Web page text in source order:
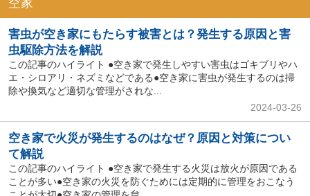
害虫が空き家にもたらす被害とは？発生する原因と害
虫駆除方法を解説
この記事のハイライト ●空き家で発生しやすい害虫はゴキブリやハ
エ・シロアリ・ネズミなどである●空き家に害虫が発生するのは掃
除や換気など適切な管理がされな...
2024-03-26
空き家で火災が発生するのはなぜ？原因と対策につい
て解説
この記事のハイライト ●空き家で発生する火災は放火が原因である
ことが多い●空き家の火災を防ぐためには定期的に管理をおこなう